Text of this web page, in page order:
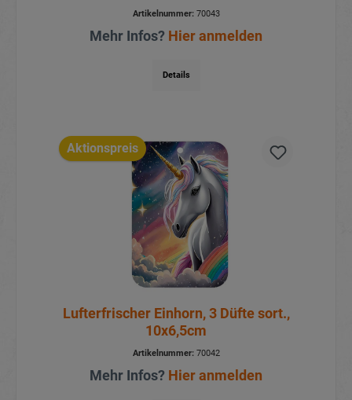
Artikelnummer:70043
Mehr Infos? Hier anmelden
Details
Aktionspreis
Lufterfrischer Einhorn, 3 Düfte sort.,
10x6,5cm
Artikelnummer:70042
Mehr Infos? Hier anmelden